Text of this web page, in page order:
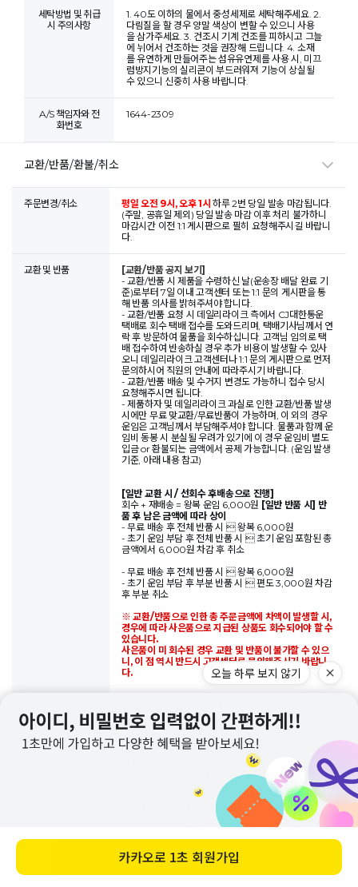
바로 구매하기
세탁방법 및 취급
시 주의사항
1. 40도 이하의 물에서 중성세제로 세탁해주세요. 2.
다림질을 할 경우 양말 색상이 변할 수 있으니 사용
을 삼가주세요. 3. 건조시 기계 건조를 피하시고 그늘
에 뉘어서 건조하는 것을 권장해 드립니다. 4. 소재
를 유연하게 만들어주는 섬유유연제를 사용 시, 미끄
럼방지기능의 실리콘이 부드러워져 기능이 상실될
수 있으니 신중히 사용 바랍니다.
A/S 책임자와 전
화번호
1644-2309
교환/반품/환불/취소
주문변경/취소 평일 오전 9시, 오후 1시하루 2번 당일 발송 마감됩니다.
(주말, 공휴일 제외) 당일 발송 마감 이후 처리 불가하니
마감시간 이전 1:1 게시판으로 필히 요청해주시길 바랍니
다.
교환 및 반품
[교환/반품 공지 보기]
- 교환/반품 시 제품을 수령하신 날(운송장 배달 완료 기
준)로부터 7일 이내 고객센터 또는 1:1 문의 게시판을 통
해 반품 의사를 밝혀주셔야 합니다.
- 교환/반품 요청 시 데일리라이크 측에서 CJ대한통운
택배로 회수 택배 접수를 도와드리며, 택배기사님께서 연
락 후 방문하여 물품을 회수하십니다. 고객님 임의로 택
배 접수하여 반송하실 경우 추가 비용이 발생할 수 있사
오니 데일리라이크 고객센터나 1:1 문의 게시판으로 먼저
문의하시어 직원의 안내에 따라주시기 바랍니다.
- 교환/반품 배송 및 수거지 변경도 가능하니 접수 당시
요청해주시면 됩니다.
- 제품하자 및 데일리라이크 과실로 인한 교환/반품 발생
시에만 무료 맞교환/무료반품이 가능하며, 이 외의 경우
운임은 고객님께서 부담해주셔야 합니다. 물품과 함께 운
임비 동봉 시 분실될 우려가 있기에 이 경우 운임비 별도
입금 or 환불되는 금액에서 공제 가능합니다. (운임 발생
기준, 아래 내용 참고)
[일반 교환 시 / 선회수 후배송으로 진행]
회수 + 재배송 = 왕복 운임 6,000원 [일반 반품 시] 반
품 후 남은 금액에 따라 상이
- 무료 배송 후 전체 반품 시  왕복 6,000원
- 초기 운임 부담 후 전체 반품 시  초기 운임 포함된 총
금액에서 6,000원 차감 후 취소
- 무료 배송 후 전체 반품 시  왕복 6,000원
- 초기 운임 부담 후 부분 반품 시  편도 3,000원 차감
후 부분 취소
※ 교환/반품으로 인한 총 주문금액에 차액이 발생할 시,
경우에 따라 사은품으로 지급된 상품도 회수되어야 할 수
있습니다.
사은품이 미 회수된 경우 교환 및 반품이 불가할 수 있으
니, 이 점 역시 반드시 고객센터로 문의해주시기 바랍니
다.
- 상품하자 및 데일리라이크의 과실(오배송 등)로 인한
교환/반품 시 무료교환 및 무료반품이 가능합니다.
- 고객변심으로 인한 교환/반품의 경우, 제품의 겉포장이
훼손되지 않았을 시에만 고객 부담으로 1회 교환 및 반품
(한 번 교환한 제품의 재 교환 및 반품은 불가능하오니 교
환을 원하실 경우 신중히 결정해주시기 바랍니다.)
[교환/반품이 되지 않는 경우]
- 마 단위로 판매되는 패브릭(상품명 앞에 ■ 부호로 표
기)은 주문해주시는 단위에 맞춰 재단하여 배송되므로 어
떤 경우에도 교환/반품이 불가능하오니 신중한 구매 부탁
드립니다.
(■ cotton ribbon, ■ 웨빙테이프, ■ 웨빙끈 등, 동일
한 조건 적용)
오늘 하루 보지 않기
카카오로 1초 회원가입